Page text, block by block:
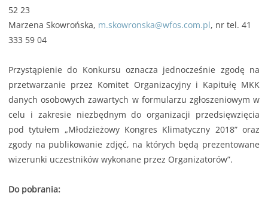
52 23
Marzena Skowrońska, m.skowronska@wfos.com.pl, nr tel. 41
333 59 04
Przystąpienie do Konkursu oznacza jednocześnie zgodę na
przetwarzanie przez Komitet Organizacyjny i Kapitułę MKK
danych osobowych zawartych w formularzu zgłoszeniowym w
celu i zakresie niezbędnym do organizacji przedsięwzięcia
pod tytułem „Młodzieżowy Kongres Klimatyczny 2018” oraz
zgody na publikowanie zdjęć, na których będą prezentowane
wizerunki uczestników wykonane przez Organizatorów”.
Do pobrania: